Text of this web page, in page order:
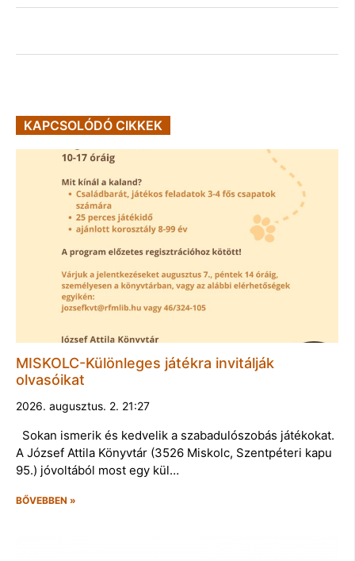
KAPCSOLÓDÓ CIKKEK
MISKOLC-Különleges játékra invitálják
olvasóikat
2026. augusztus. 2. 21:27
Sokan ismerik és kedvelik a szabadulószobás játékokat.
A József Attila Könyvtár (3526 Miskolc, Szentpéteri kapu
95.) jóvoltából most egy kül…
BŐVEBBEN »